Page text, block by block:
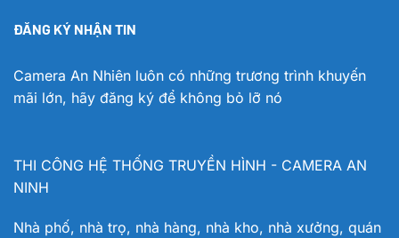
ĐĂNG KÝ NHẬN TIN
Camera An Nhiên luôn có những trương trình khuyến
mãi lớn, hãy đăng ký để không bỏ lỡ nó
THI CÔNG HỆ THỐNG TRUYỀN HÌNH - CAMERA AN
NINH
Nhà phố, nhà trọ, nhà hàng, nhà kho, nhà xưởng, quán